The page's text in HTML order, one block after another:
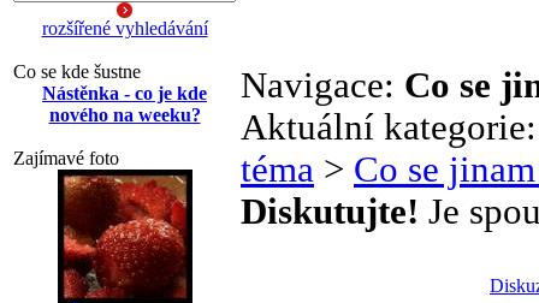
rozšířené vyhledávání
Co se kde šustne
Nástěnka - co je kde
nového na weeku?
Zajímavé foto
Navigace: Co se
Aktuální
téma > Co se
Diskutujte! Je